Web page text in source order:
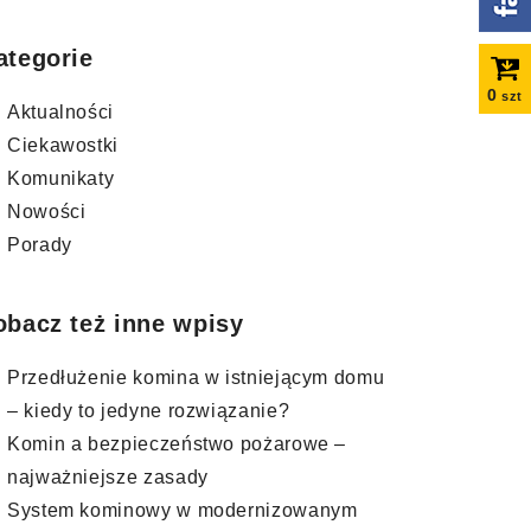
0 szt
Aktualności
Ciekawostki
Komunikaty
Nowości
Porady
też inne wpisy
Przedłużenie komina w istniejącym domu
– kiedy to jedyne rozwiązanie?
Komin a bezpieczeństwo pożarowe –
najważniejsze zasady
System kominowy w modernizowanym